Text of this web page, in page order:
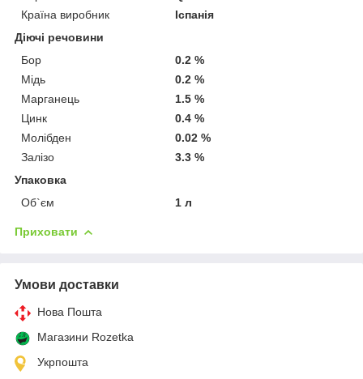
Країна виробник
Іспанія
Діючі речовини
Бор
0.2 %
Мідь
0.2 %
Марганець
1.5 %
Цинк
0.4 %
Молібден
0.02 %
Залізо
3.3 %
Упаковка
Об`єм
1 л
Приховати
Умови доставки
Нова Пошта
Магазини Rozetka
Укрпошта